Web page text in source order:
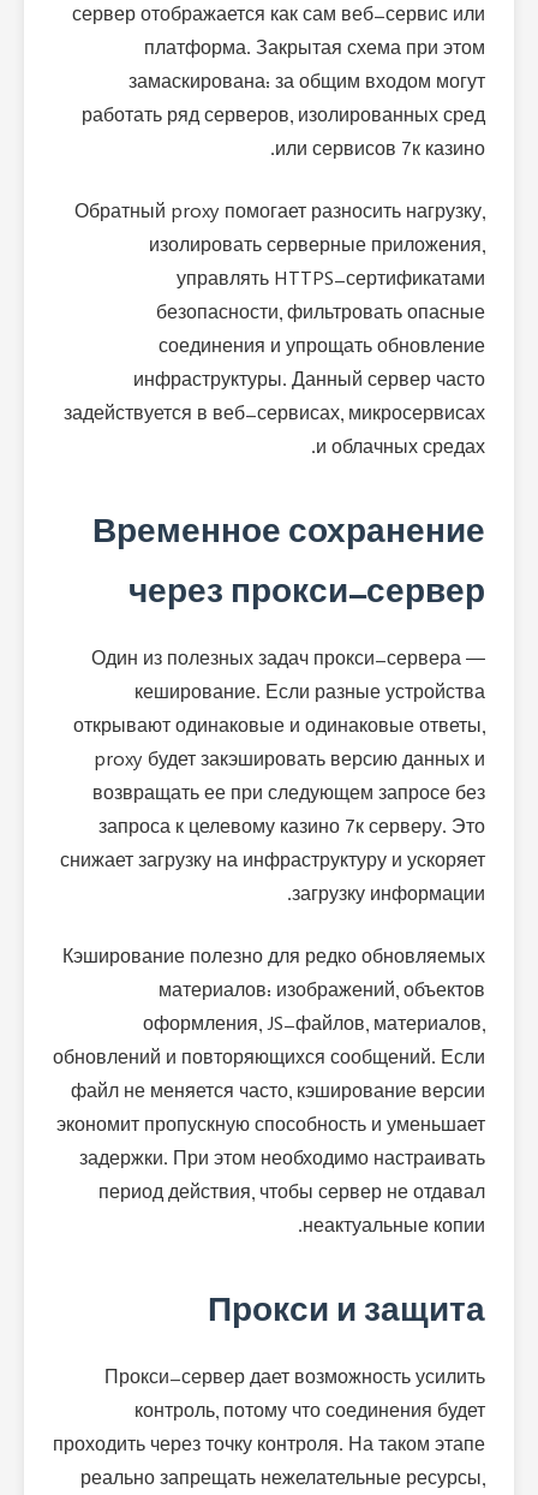
сервер отображается как сам веб-сервис или
платформа. Закрытая схема при этом
замаскирована: за общим входом могут
работать ряд серверов, изолированных сред
или сервисов 7к казино.
Обратный proxy помогает разносить нагрузку,
изолировать серверные приложения,
управлять HTTPS-сертификатами
безопасности, фильтровать опасные
соединения и упрощать обновление
инфраструктуры. Данный сервер часто
задействуется в веб-сервисах, микросервисах
и облачных средах.
Временное сохранение
через прокси-сервер
Один из полезных задач прокси-сервера —
кеширование. Если разные устройства
открывают одинаковые и одинаковые ответы,
proxy будет закэшировать версию данных и
возвращать ее при следующем запросе без
запроса к целевому казино 7к серверу. Это
снижает загрузку на инфраструктуру и ускоряет
загрузку информации.
Кэширование полезно для редко обновляемых
материалов: изображений, объектов
оформления, JS-файлов, материалов,
обновлений и повторяющихся сообщений. Если
файл не меняется часто, кэширование версии
экономит пропускную способность и уменьшает
задержки. При этом необходимо настраивать
период действия, чтобы сервер не отдавал
неактуальные копии.
Прокси и защита
Прокси-сервер дает возможность усилить
контроль, потому что соединения будет
проходить через точку контроля. На таком этапе
реально запрещать нежелательные ресурсы,